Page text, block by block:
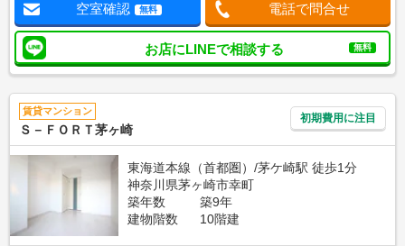
空室確認 無料 電話で問合せ
お店にLINEで相談する 無料
賃貸マンション
Ｓ－ＦＯＲＴ茅ヶ崎
初期費用に注目
東海道本線（首都圏）/茅ケ崎駅 徒歩1分
神奈川県茅ヶ崎市幸町
築年数
築9年
建物階数
10階建